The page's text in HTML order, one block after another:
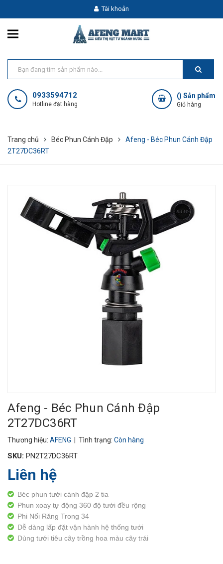
Tài khoản
0933594712
Hotline đặt hàng
() Sản phẩm
Giỏ hàng
Trang chủ Béc Phun Cánh Đập
Afeng - Béc Phun Cánh Đập
2T27DC36RT
Afeng - Béc Phun Cánh Đập
2T27DC36RT
Thương hiệu: AFENG | Tình trạng: Còn hàng
SKU: PN2T27DC36RT
Liên hệ
Béc phun tưới cánh đập 2 tia
Phun xoay tự động 360 độ tưới đều rộng
Phi Nối Răng Trong 34
Dễ dàng lấp đặt vận hành hệ thống tưới
Dùng tưới tiêu cây trồng hoa màu cây trái